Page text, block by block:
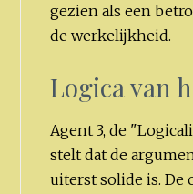
gezien als een
de werkelijkheid.
Logica van
Agent 3, de
stelt dat de
uiterst solide is. De